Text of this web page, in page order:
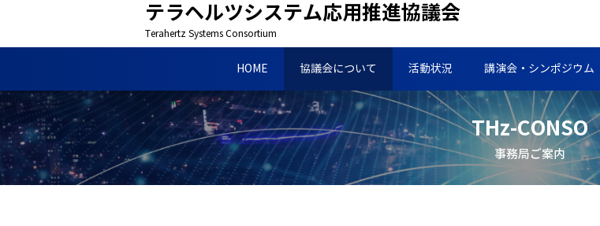
テラヘルツシステム応用推進協議会
Terahertz Systems Consortium
HOME 協議会について 活動状況 講演会・シンポジウム
THz-CONSO
事務局ご案内